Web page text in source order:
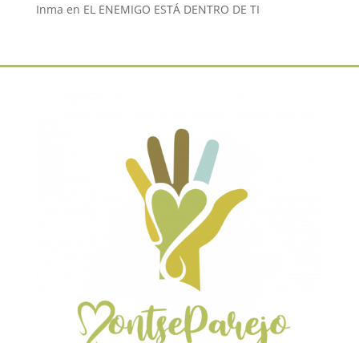
Inma en EL ENEMIGO ESTÁ DENTRO DE TI